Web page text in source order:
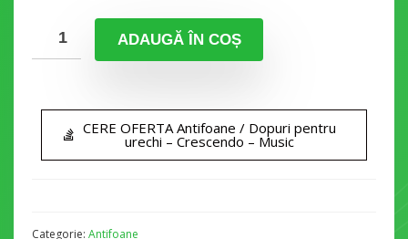
ADAUGĂ ÎN COȘ
CERE OFERTA Antifoane / Dopuri pentru
urechi – Crescendo – Music
Categorie: Antifoane